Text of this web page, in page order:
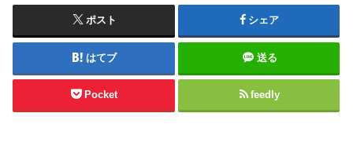
ポスト シェア
はてブ 送る
Pocket feedly